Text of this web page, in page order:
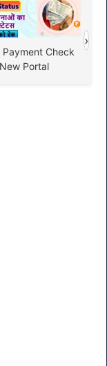
Payment Check
New Portal
›